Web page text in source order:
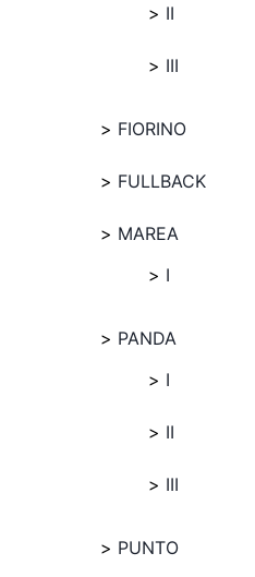
II
III
FIORINO
FULLBACK
MAREA
I
PANDA
I
II
III
PUNTO